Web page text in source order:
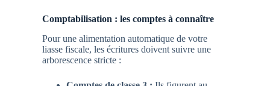
Comptabilisation : les comptes à connaître
Pour une alimentation automatique de votre
liasse fiscale, les écritures doivent suivre une
arborescence stricte :